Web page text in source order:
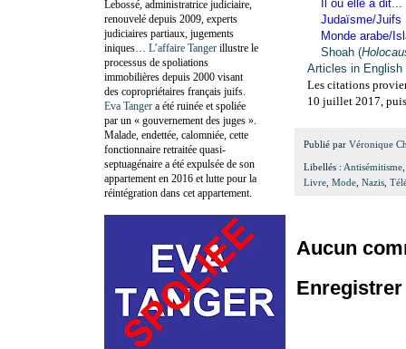
Il ou elle a dit...
Judaïsme/Juifs
Monde arabe/
Shoah (
Articles in English
Les citations
10 juillet 2017,
Publié par Véronique
Libellés : Antisémitisme
Livre Mode Nazis
Aucun
Lebossé, administratrice judiciaire,
renouvelé depuis 2009, experts
judiciaires partiaux, jugements
iniques… L’affaire Tanger illustre le
processus de spoliations
immobilières depuis 2000 visant
des copropriétaires français juifs.
Eva Tanger a été ruinée et spoliée
par un « gouvernement des juges ».
Malade, endettée, calomniée, cette
fonctionnaire retraitée quasi-
septuagénaire a été expulsée de son
appartement en 2016 et lutte pour la
réintégration dans cet appartement.